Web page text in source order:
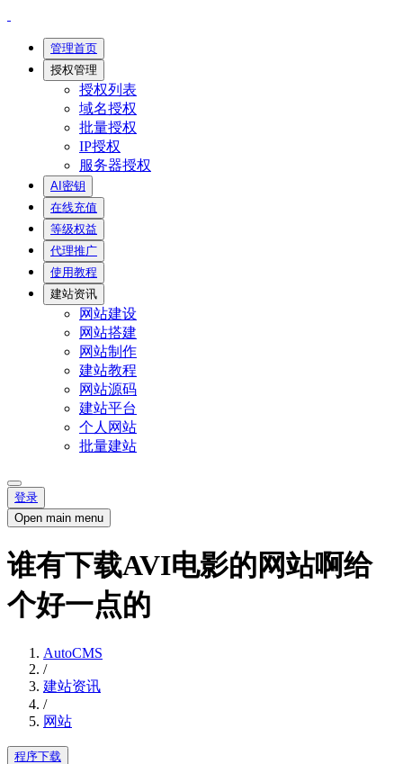
管理首页
授权管理
授权列表
域名授权
批量授权
IP授权
服务器授权
AI密钥
在线充值
等级权益
代理推广
使用教程
建站资讯
网站建设
网站搭建
网站制作
建站教程
网站源码
建站平台
个人网站
批量建站
登录
Open main menu
谁有下载AVI电影的网站啊给
个好一点的
AutoCMS
/
建站资讯
/
网站
程序下载